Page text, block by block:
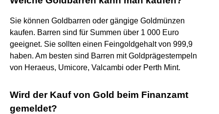
Sie können Goldbarren oder gängige Goldmünzen
kaufen. Barren sind für Summen über 1 000 Euro
geeignet. Sie sollten einen Feingoldgehalt von 999,9
haben. Am besten sind Barren mit Goldprägestempeln
von Heraeus, Umicore, Valcambi oder Perth Mint.
Wird der Kauf von Gold beim Finanzamt
gemeldet?